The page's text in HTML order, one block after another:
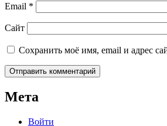
Email *
Сайт
Сохранить моё имя, email и адрес
Мета
Войти